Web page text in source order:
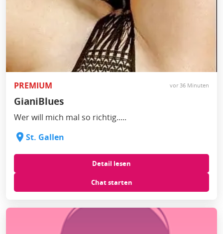
PREMIUM vor 36 Minuten
GianiBlues
Wer will mich mal so richtig.....
St. Gallen
Detail lesen
Chat starten